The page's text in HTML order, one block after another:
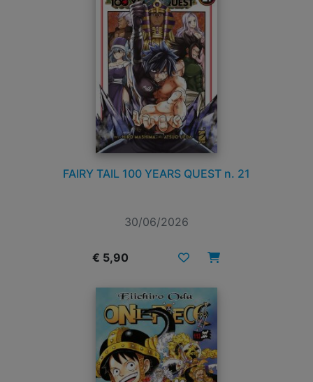
FAIRY TAIL 100 YEARS QUEST n. 21
30/06/2026
€ 5,90